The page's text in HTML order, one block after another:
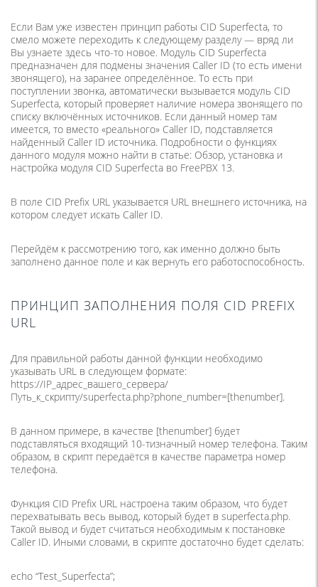
Если Вам уже известен принцип работы CID Superfecta, то
смело можете переходить к следующему разделу — вряд ли
Вы узнаете здесь что-то новое. Модуль CID Superfecta
предназначен для подмены значения Caller ID (то есть имени
звонящего), на заранее определённое. То есть при
поступлении звонка, автоматически вызывается модуль CID
Superfecta, который проверяет наличие номера звонящего по
списку включённых источников. Если данный номер там
имеется, то вместо «реального» Caller ID, подставляется
найденный Caller ID источника. Подробности о функциях
данного модуля можно найти в статье: Обзор, установка и
настройка модуля CID Superfecta во FreePBX 13.
В поле CID Prefix URL указывается URL внешнего источника, на
котором следует искать Caller ID.
Перейдём к рассмотрению того, как именно должно быть
заполнено данное поле и как вернуть его работоспособность.
ПРИНЦИП ЗАПОЛНЕНИЯ ПОЛЯ CID PREFIX
URL
Для правильной работы данной функции необходимо
указывать URL в следующем формате:
https://IP_адрес_вашего_сервера/
Путь_к_скрипту/superfecta.php?phone_number=[thenumber].
В данном примере, в качестве [thenumber] будет
подставляться входящий 10-тизначный номер телефона. Таким
образом, в скрипт передаётся в качестве параметра номер
телефона.
Функция CID Prefix URL настроена таким образом, что будет
перехватывать весь вывод, который будет в superfecta.php.
Такой вывод и будет считаться необходимым к постановке
Caller ID. Иными словами, в скрипте достаточно будет сделать:
echo “Test_Superfecta”;